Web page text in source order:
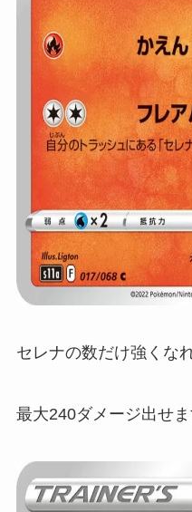
セレナの数だけ強くな
最大240ダメージ出せま